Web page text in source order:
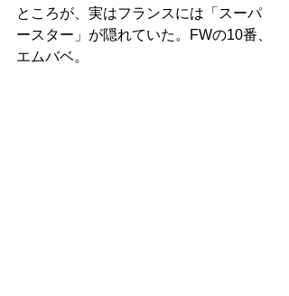
ところが、実はフランスには「スーパ
ースター」が隠れていた。FWの10番、
エムバベ。